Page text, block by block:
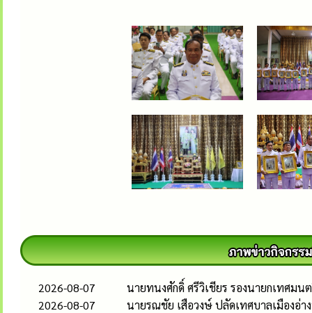
2026-08-07
นายทนงศักดิ์ ศรีวิเชียร รองนายกเทศมน
2026-08-07
นายรณชัย เสือวงษ์ ปลัดเทศบาลเมืองอ่